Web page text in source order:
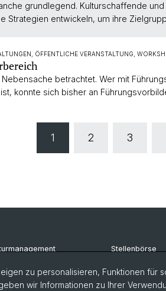
grundlegend. Kulturschaffende
Strategien entwickeln, um ihre
ÖFFENTLICHE VERANSTALTUNG,
betrachtet. Wer mit
konnte sich bisher an
1 2 3
Stellenbörse
Dozierende
zu personalisieren, Funktionen
wir Informationen zu Ihrer